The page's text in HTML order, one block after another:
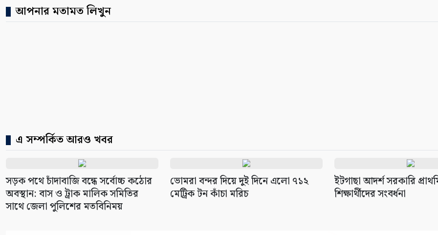
আপনার মতামত লিখুন
এ সম্পর্কিত আরও খবর
সড়ক পথে চাঁদাবাজি বন্ধে সর্বোচ্চ কঠোর
অবস্থান: বাস ও ট্রাক মালিক সমিতির
সাথে জেলা পুলিশের মতবিনিময়
ভোমরা বন্দর দিয়ে দুই দিনে এলো ৭১২
মেট্রিক টন কাঁচা মরিচ
ইটগাছা আদর্শ সরকারি
শিক্ষার্থীদের সংবর্ধনা